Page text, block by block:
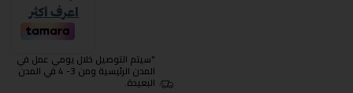
"سيتم التوصيل خلال يومي عمل في
المدن الرئيسية ومن 3- 4 في المدن
البعيدة.